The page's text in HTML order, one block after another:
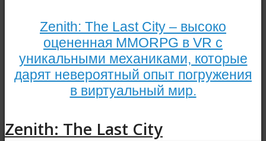
Zenith: The Last City – высоко
оцененная MMORPG в VR с
уникальными механиками, которые
дарят невероятный опыт погружения
в виртуальный мир.
Zenith: The Last City